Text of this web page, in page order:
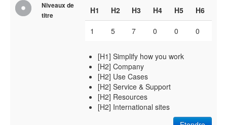
Niveaux de
titre
H1 H2 H3 H4 H5 H6
1 5 7 0 0 0
[H1] Simplify how you work
[H2] Company
[H2] Use Cases
[H2] Service & Support
[H2] Resources
[H2] International sites